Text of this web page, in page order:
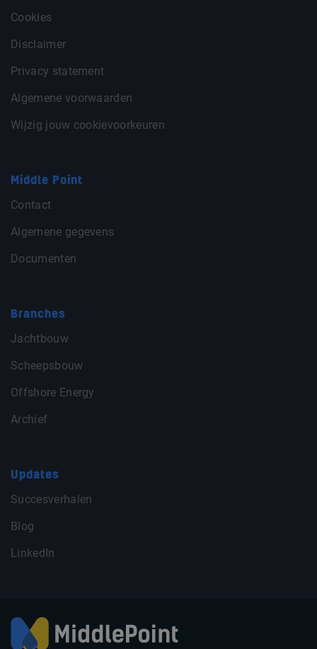
Cookies
Disclaimer
Privacy statement
Algemene voorwaarden
Wijzig jouw cookievoorkeuren
Middle Point
Contact
Algemene gegevens
Documenten
Branches
Jachtbouw
Scheepsbouw
Offshore Energy
Archief
Updates
Succesverhalen
Blog
LinkedIn